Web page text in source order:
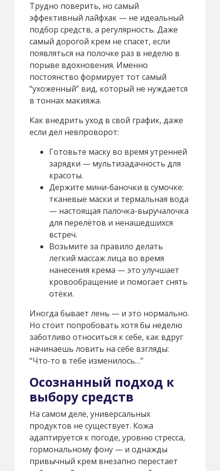
Трудно поверить, но самый
эффективный лайфхак — не идеальный
подбор средств, а регулярность. Даже
самый дорогой крем не спасет, если
появляться на полочке раз в неделю в
порыве вдохновения. Именно
постоянство формирует тот самый
“ухоженный” вид, который не нуждается
в тоннах макияжа.
Как внедрить уход в свой график, даже
если дел невпроворот:
Готовьте маску во время утренней
зарядки — мультизадачность для
красоты.
Держите мини-баночки в сумочке:
тканевые маски и термальная вода
— настоящая палочка-выручалочка
для перелётов и ненашедшихся
встреч.
Возьмите за правило делать
легкий массаж лица во время
нанесения крема — это улучшает
кровообращение и помогает снять
отёки.
Иногда бывает лень — и это нормально.
Но стоит попробовать хотя бы неделю
заботливо относиться к себе, как вдруг
начинаешь ловить на себе взгляды:
“Что-то в тебе изменилось…”
Осознанный подход к
выбору средств
На самом деле, универсальных
продуктов не существует. Кожа
адаптируется к погоде, уровню стресса,
гормональному фону — и однажды
привычный крем внезапно перестает